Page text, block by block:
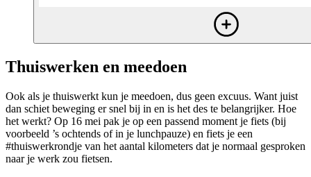
Thuiswerken en meedoen
Ook als je thuiswerkt kun je meedoen, dus geen excuus. Want juist
dan schiet beweging er snel bij in en is het des te belangrijker. Hoe
het werkt? Op 16 mei pak je op een passend moment je fiets (bij
voorbeeld ’s ochtends of in je lunchpauze) en fiets je een
#thuiswerkrondje van het aantal kilometers dat je normaal gesproken
naar je werk zou fietsen.